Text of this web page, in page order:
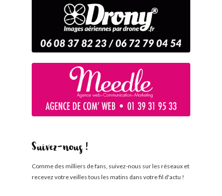
Suivez-nous !
Comme des milliers de fans, suivez-nous sur les réseaux et
recevez votre veilles tous les matins dans votre fil d'actu !